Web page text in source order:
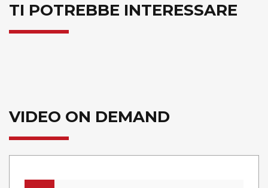
TI POTREBBE INTERESSARE
VIDEO ON DEMAND